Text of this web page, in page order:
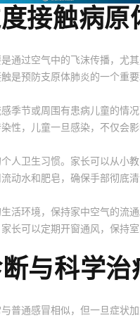
接触病原
通过空气中的飞沫传播，尤
是预防支原体肺炎的一个重要
季节或周围有患病儿童的情
性，儿童一旦感染，不仅会
人卫生习惯。家长可以从小
动水和肥皂，确保手部彻底
活环境，保持家中空气的流
长可以定期开窗通风，保持室
与科学治
普通感冒相似，但一旦症状